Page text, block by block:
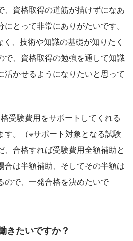
、資格取得の道筋が描けずになあ
とって非常にありがたいです。
、技術や知識の基礎が知りたく
で、資格取得の勉強を通して知識
活かせるようになりたいと思って
受験費用をサポートしてくれる
す。（※サポート対象となる試験
、合格すれば受験費用全額補助と
合は半額補助、そしてその半額は
ので、一発合格を決めたいで
きたいですか？